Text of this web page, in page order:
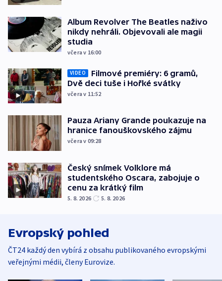
Album Revolver The Beatles naživo
nikdy nehráli. Objevovali ale magii
studia
včera v 16:00
VIDEO
Filmové premiéry: 6 gramů,
Dvě deci tuše i Hořké svátky
včera v 11:52
Pauza Ariany Grande poukazuje na
hranice fanouškovského zájmu
včera v 09:28
Český snímek Volklore má
studentského Oscara, zabojuje o
cenu za krátký film
5. 8. 2026 5. 8. 2026
Evropský pohled
ČT24 každý den vybírá z obsahu publikovaného evropskými
veřejnými médii, členy Eurovize.